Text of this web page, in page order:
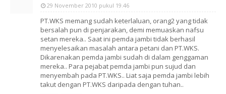
29 November 2010 pukul 19.46
PT.WKS memang sudah keterlaluan, orang2 yang tidak
bersalah pun di penjarakan, demi memuaskan nafsu
setan mereka.. Saat ini pemda jambi tidak berhasil
menyelesaikan masalah antara petani dan PT.WKS.
Dikarenakan pemda jambi sudah di dalam genggaman
mereka.. Para pejabat pemda jambi pun sujud dan
menyembah pada PT.WKS.. Liat saja pemda jambi lebih
takut dengan PT.WKS daripada dengan tuhan..